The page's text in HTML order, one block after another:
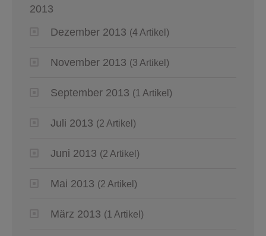
2013
Dezember 2013 (4 Artikel)
November 2013 (3 Artikel)
September 2013 (1 Artikel)
Juli 2013 (2 Artikel)
Juni 2013 (2 Artikel)
Mai 2013 (2 Artikel)
März 2013 (1 Artikel)